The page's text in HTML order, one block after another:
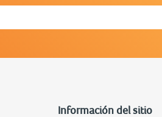
Información del sitio